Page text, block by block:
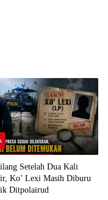
Setelah Dua Kali
Ko’ Lexi Masih Diburu
Ditpolairud